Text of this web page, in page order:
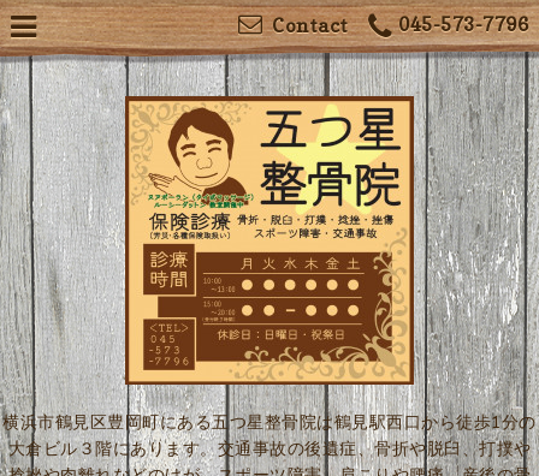
045-573-7796
Contact
横浜市鶴見区豊岡町にある五つ星整骨院は鶴見駅西口から徒歩1分の
大倉ビル３階にあります。交通事故の後遺症、骨折や脱臼、打撲や